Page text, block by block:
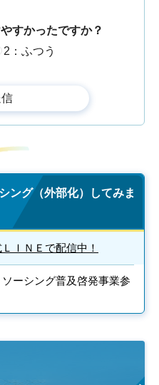
すかったですか？
2：ふつう
ング（外部化）してみま
ＩＮＥで配信中！
ーシング普及啓発事業参